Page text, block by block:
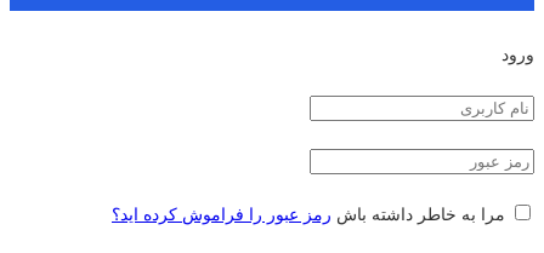
ورود
مرا به خاطر داشته باش رمز عبور را فراموش کرده اید؟